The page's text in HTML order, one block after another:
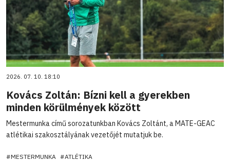
2026. 07. 10. 18:10
Kovács Zoltán: Bízni kell a gyerekben
minden körülmények között
Mestermunka című sorozatunkban Kovács Zoltánt, a MATE-GEAC
atlétikai szakosztályának vezetőjét mutatjuk be.
#MESTERMUNKA #ATLÉTIKA